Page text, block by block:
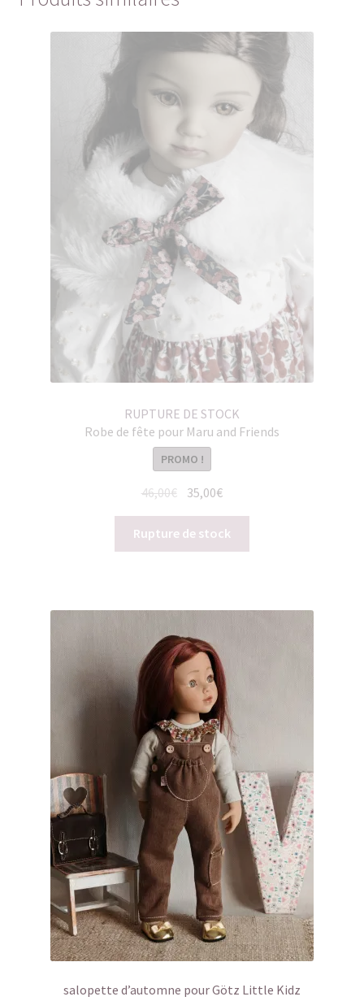
RUPTURE DE STOCK
Robe de fête pour Maru and Friends
PROMO !
46,00€ Le
initial
était :
35,00€Le
actuel
est :
Rupture de stock
salopette d’automne pour Götz Little Kidz